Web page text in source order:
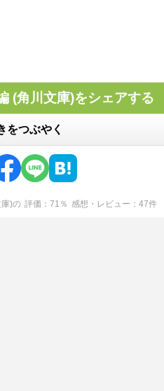
(角川文庫)をシェアする
をつぶやく
)の 評価 71 ％ 感想・レビュー 47件